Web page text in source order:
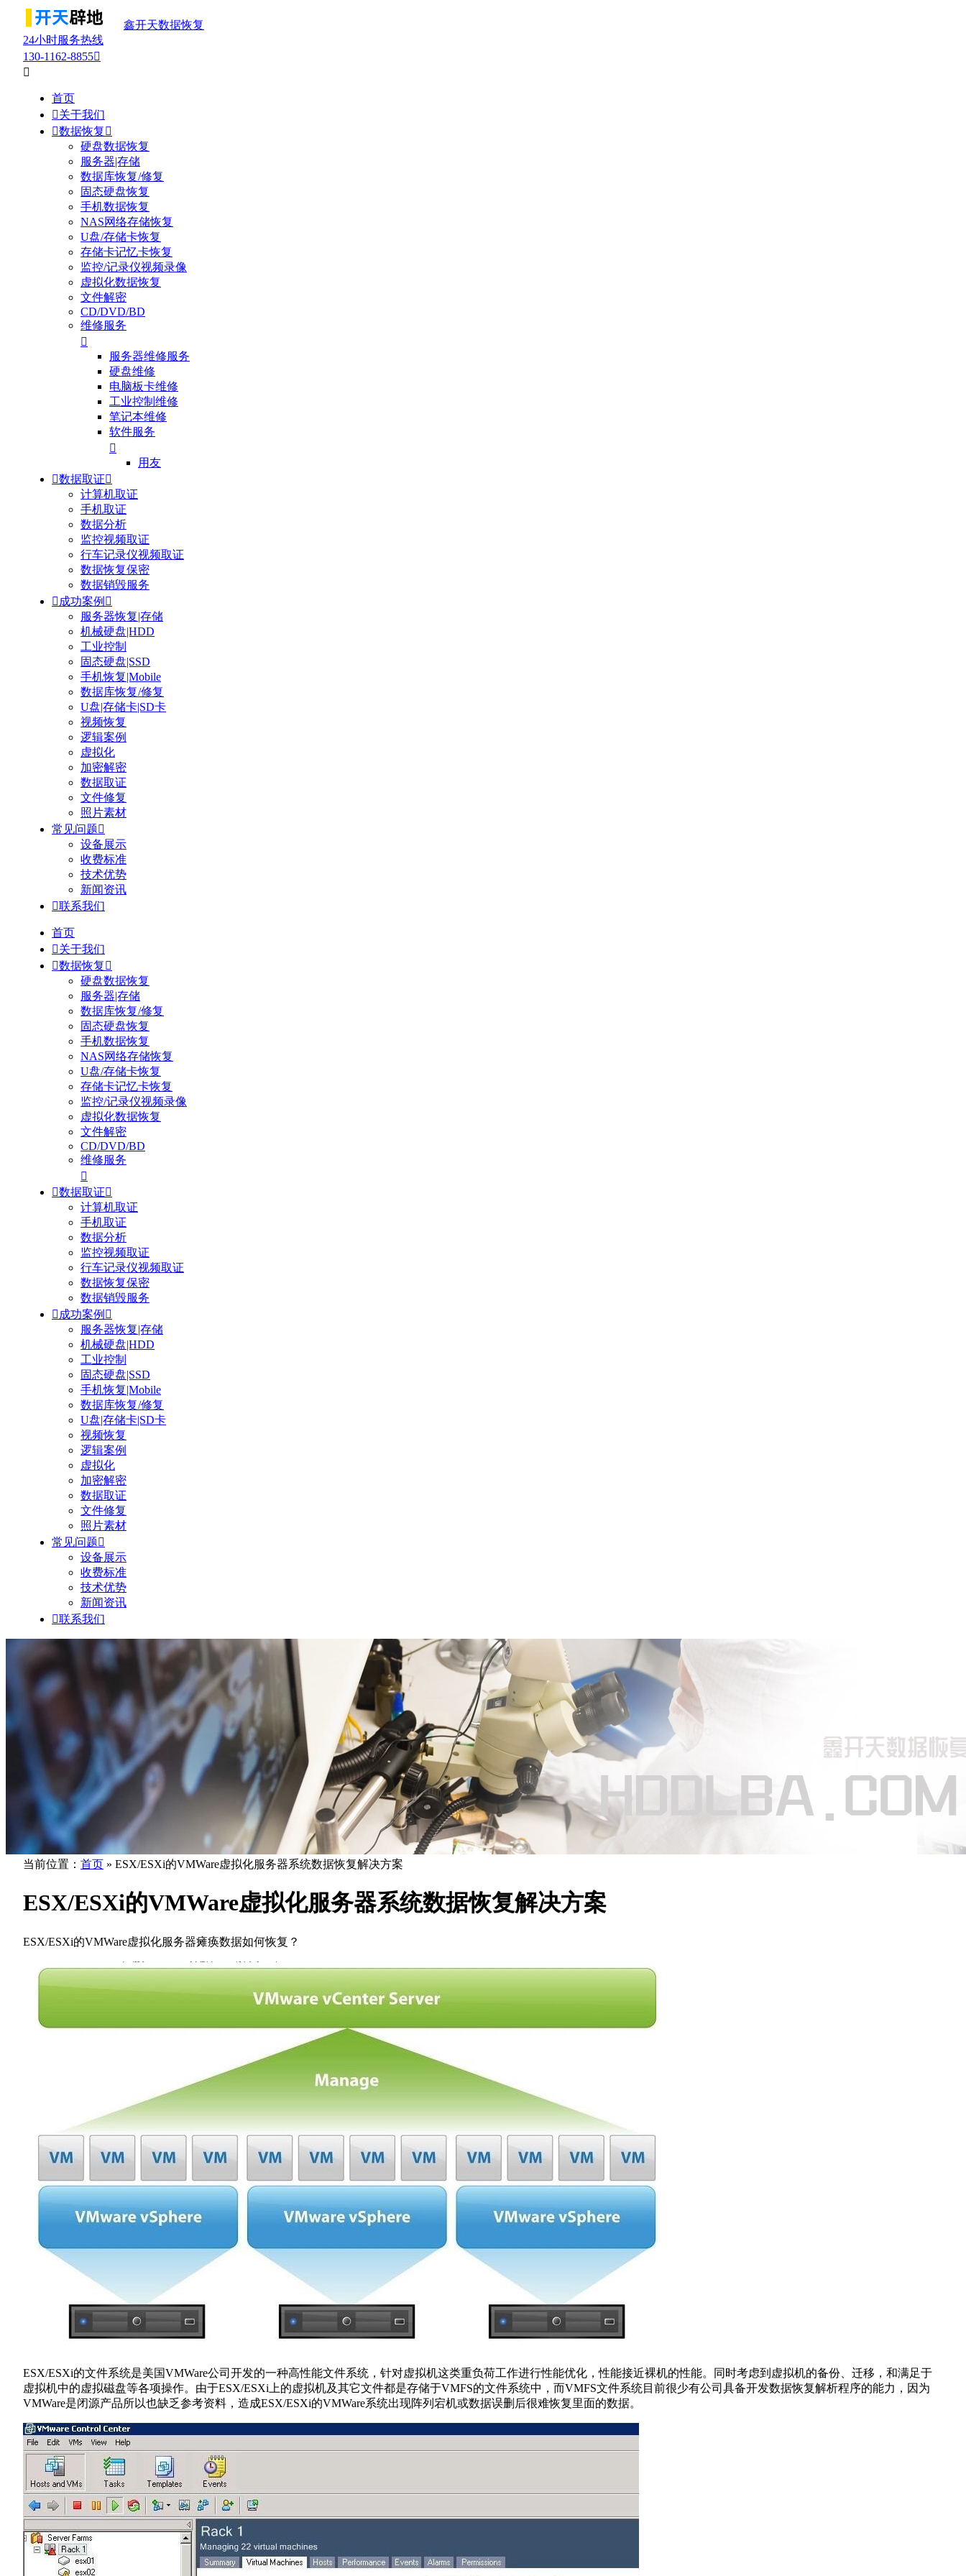
鑫开天数据恢复
24小时服务热线
130-1162-8855

首页
关于我们
数据恢复 
硬盘数据恢复
服务器|存储
数据库恢复/修复
固态硬盘恢复
手机数据恢复
NAS网络存储恢复
U盘/存储卡恢复
存储卡记忆卡恢复
监控/记录仪视频录像
虚拟化数据恢复
文件解密
CD/DVD/BD
维修服务

服务器维修服务
硬盘维修
电脑板卡维修
工业控制维修
笔记本维修
软件服务

用友
数据取证
计算机取证
手机取证
数据分析
监控视频取证
行车记录仪视频取证
数据恢复保密
数据销毁服务
 成功案例 
服务器恢复|存储
机械硬盘|HDD
工业控制
固态硬盘|SSD
手机恢复|Mobile
数据库恢复/修复
U盘|存储卡|SD卡
视频恢复
逻辑案例
虚拟化
加密解密
数据取证
文件修复
照片素材
常见问题
设备展示
收费标准
技术优势
新闻资讯
联系我们
首页
关于我们
数据恢复 
硬盘数据恢复
服务器|存储
数据库恢复/修复
固态硬盘恢复
手机数据恢复
NAS网络存储恢复
U盘/存储卡恢复
存储卡记忆卡恢复
监控/记录仪视频录像
虚拟化数据恢复
文件解密
CD/DVD/BD
维修服务

数据取证
计算机取证
手机取证
数据分析
监控视频取证
行车记录仪视频取证
数据恢复保密
数据销毁服务
 成功案例 
服务器恢复|存储
机械硬盘|HDD
工业控制
固态硬盘|SSD
手机恢复|Mobile
数据库恢复/修复
U盘|存储卡|SD卡
视频恢复
逻辑案例
虚拟化
加密解密
数据取证
文件修复
照片素材
常见问题
设备展示
收费标准
技术优势
新闻资讯
联系我们
当前位置： 首页 » ESX/ESXi的VMWare虚拟化服务器系统数据恢复解决方案
ESX/ESXi的VMWare虚拟化服务器系统数据恢复解决方案
ESX/ESXi的VMWare虚拟化服务器瘫痪数据如何恢复？
ESX/ESXi的文件系统是美国VMWare公司开发的一种高性能文件系统，针对虚拟机这类重负荷工作进行性能优化，性能接近裸机的性能。同时考虑到虚拟机的备份、迁移，和满足于
虚拟机中的虚拟磁盘等各项操作。由于ESX/ESXi上的虚拟机及其它文件都是存储于VMFS的文件系统中，而VMFS文件系统目前很少有公司具备开发数据恢复解析程序的能力，因为
VMWare是闭源产品所以也缺乏参考资料，造成ESX/ESXi的VMWare系统出现阵列宕机或数据误删后很难恢复里面的数据。